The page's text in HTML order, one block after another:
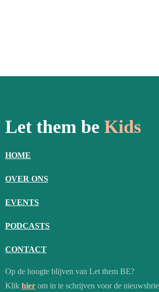
Let them be Kids
HOME
OVER ONS
EVENTS
PODCASTS
CONTACT
Op de hoogte blijven van Let them BE?
Klik hier om in te schrijven voor de